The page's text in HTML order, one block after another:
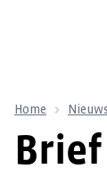
Home Nieuws